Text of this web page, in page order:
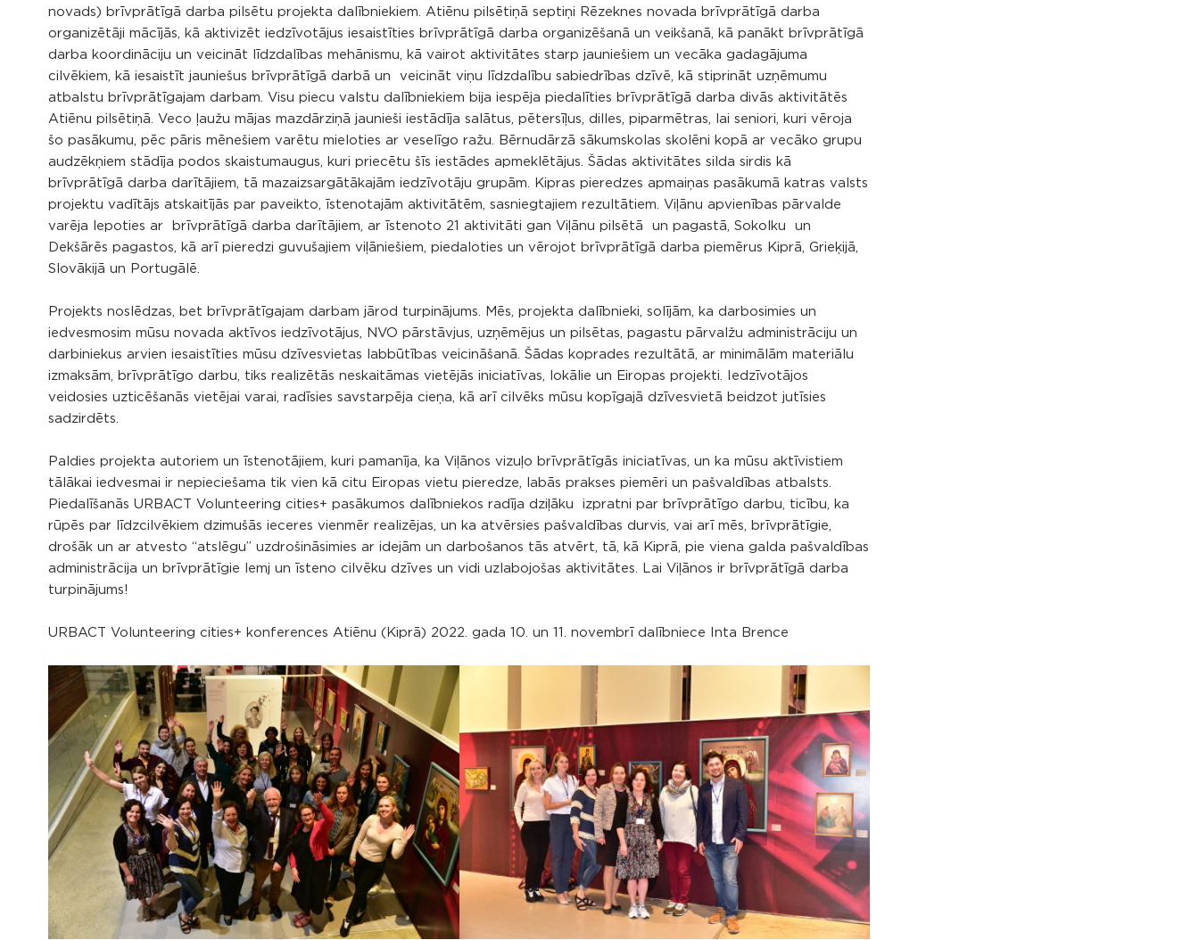
novads) brīvprātīgā darba pilsētu projekta dalībniekiem. Atiēnu pilsētiņā septiņi Rēzeknes novada brīvprātīgā darba
organizētāji mācījās, kā aktivizēt iedzīvotājus iesaistīties brīvprātīgā darba organizēšanā un veikšanā, kā panākt brīvprātīgā
darba koordināciju un veicināt līdzdalības mehānismu, kā vairot aktivitātes starp jauniešiem un vecāka gadagājuma
cilvēkiem, kā iesaistīt jauniešus brīvprātīgā darbā un veicināt viņu līdzdalību sabiedrības dzīvē, kā stiprināt uzņēmumu
atbalstu brīvprātīgajam darbam. Visu piecu valstu dalībniekiem bija iespēja piedalīties brīvprātīgā darba divās aktivitātēs
Atiēnu pilsētiņā. Veco ļaužu mājas mazdārziņā jaunieši iestādīja salātus, pētersīļus, dilles, piparmētras, lai seniori, kuri vēroja
šo pasākumu, pēc pāris mēnešiem varētu mieloties ar veselīgo ražu. Bērnudārzā sākumskolas skolēni kopā ar vecāko grupu
audzēkņiem stādīja podos skaistumaugus, kuri priecētu šīs iestādes apmeklētājus. Šādas aktivitātes silda sirdis kā
brīvprātīgā darba darītājiem, tā mazaizsargātākajām iedzīvotāju grupām. Kipras pieredzes apmaiņas pasākumā katras valsts
projektu vadītājs atskaitījās par paveikto, īstenotajām aktivitātēm, sasniegtajiem rezultātiem. Viļānu apvienības pārvalde
varēja lepoties ar brīvprātīgā darba darītājiem, ar īstenoto 21 aktivitāti gan Viļānu pilsētā un pagastā, Sokolku un
Dekšārēs pagastos, kā arī pieredzi guvušajiem viļāniešiem, piedaloties un vērojot brīvprātīgā darba piemērus Kiprā, Grieķijā,
Slovākijā un Portugālē.
Projekts noslēdzas, bet brīvprātīgajam darbam jārod turpinājums. Mēs, projekta dalībnieki, solījām, ka darbosimies un
iedvesmosim mūsu novada aktīvos iedzīvotājus, NVO pārstāvjus, uzņēmējus un pilsētas, pagastu pārvalžu administrāciju un
darbiniekus arvien iesaistīties mūsu dzīvesvietas labbūtības veicināšanā. Šādas koprades rezultātā, ar minimālām materiālu
izmaksām, brīvprātīgo darbu, tiks realizētās neskaitāmas vietējās iniciatīvas, lokālie un Eiropas projekti. Iedzīvotājos
veidosies uzticēšanās vietējai varai, radīsies savstarpēja cieņa, kā arī cilvēks mūsu kopīgajā dzīvesvietā beidzot jutīsies
sadzirdēts.
Paldies projekta autoriem un īstenotājiem, kuri pamanīja, ka Viļānos vizuļo brīvprātīgās iniciatīvas, un ka mūsu aktīvistiem
tālākai iedvesmai ir nepieciešama tik vien kā citu Eiropas vietu pieredze, labās prakses piemēri un pašvaldības atbalsts.
Piedalīšanās URBACT Volunteering cities+ pasākumos dalībniekos radīja dziļāku izpratni par brīvprātīgo darbu, ticību, ka
rūpēs par līdzcilvēkiem dzimušās ieceres vienmēr realizējas, un ka atvērsies pašvaldības durvis, vai arī mēs, brīvprātīgie,
drošāk un ar atvesto “atslēgu” uzdrošināsimies ar idejām un darbošanos tās atvērt, tā, kā Kiprā, pie viena galda pašvaldības
administrācija un brīvprātīgie lemj un īsteno cilvēku dzīves un vidi uzlabojošas aktivitātes. Lai Viļānos ir brīvprātīgā darba
turpinājums!
URBACT Volunteering cities+ konferences Atiēnu (Kiprā) 2022. gada 10. un 11. novembrī dalībniece Inta Brence